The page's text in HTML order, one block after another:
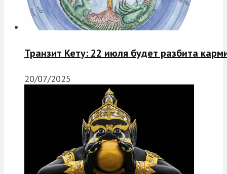
Транзит Кету: 22 июля будет разбита
20/07/2025